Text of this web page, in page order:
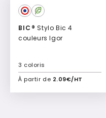
BIC® Stylo Bic 4
couleurs Igor
À partir de 2.09€/HT
3 coloris
Ajouter à mon devis